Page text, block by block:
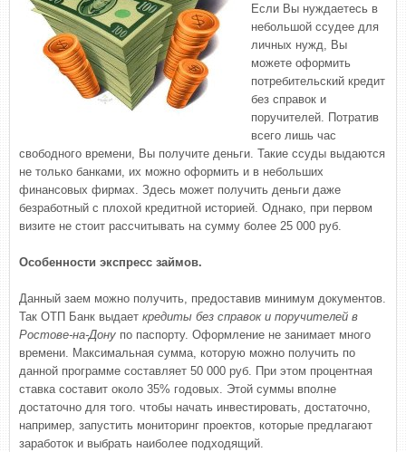
Если Вы нуждаетесь в
небольшой ссудее для
личных нужд, Вы
можете оформить
потребительский кредит
без справок и
поручителей. Потратив
всего лишь час
свободного времени, Вы получите деньги. Такие ссуды выдаются
не только банками, их можно оформить и в небольших
финансовых фирмах. Здесь может получить деньги даже
безработный с плохой кредитной историей. Однако, при первом
визите не стоит рассчитывать на сумму более 25 000 руб.
Особенности экспресс займов.
Данный заем можно получить, предоставив минимум документов.
Так ОТП Банк выдает кредиты без справок и поручителей в
Ростове-на-Дону по паспорту. Оформление не занимает много
времени. Максимальная сумма, которую можно получить по
данной программе составляет 50 000 руб. При этом процентная
ставка составит около 35% годовых. Этой суммы вполне
достаточно для того. чтобы начать инвестировать, достаточно,
например, запустить мониторинг проектов, которые предлагают
заработок и выбрать наиболее подходящий.